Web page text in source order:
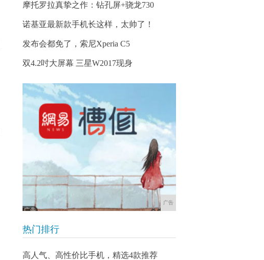
摩托罗拉真挚之作：钻孔屏+骁龙730
诺基亚最新款手机长这样，太帅了！
发布会都免了，索尼Xperia C5
双4.2吋大屏幕 三星W2017现身
广告
热门排行
高人气、高性价比手机，精选4款推荐